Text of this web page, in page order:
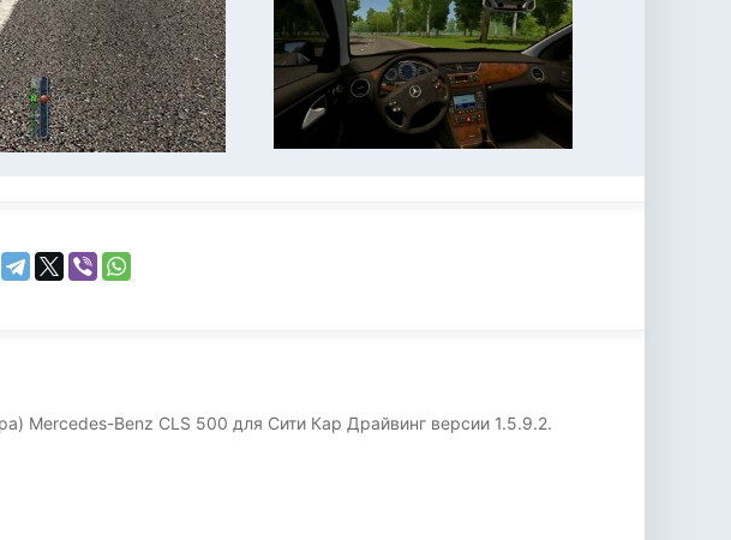
Mercedes-Benz CLS 500 для Сити Кар Драйвинг версии 1.5.9.2.